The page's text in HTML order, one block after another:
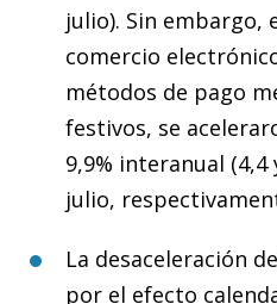
julio). Sin embargo,
comercio
métodos de pago
festivos, se
9,9% interanual (4,4
julio,
La desaceleración
por el efecto